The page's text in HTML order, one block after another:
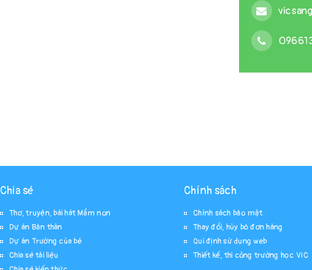
Chia sẻ
Thơ, truyện, bài hát Mầm non
Dự án Bản thân
Dự án Trường của bé
Chia sẻ tài liệu
Chính sách
Chính sách bảo mật
Thay đổi, hủy bỏ đơn hàng
Qui định sử dụng web
Thiết kế, thi công trường học VIC